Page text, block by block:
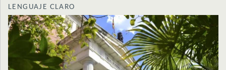
LENGUAJE CLARO